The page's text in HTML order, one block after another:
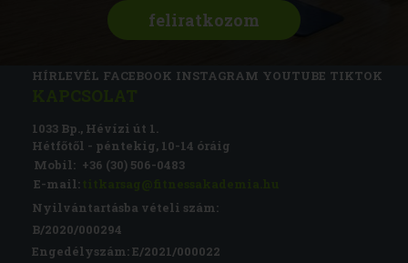
RÓLUNK MAGAZIN
CSATLAKOZZ
HÍRLEVÉL FACEBOOK INSTAGRAM YOUTUBE TIKTOK
1033 Bp., Hévízi út 1.
Hétfőtől - péntekig, 10-14 óráig
Mobil: +36 (30) 506-0483
E-mail:
Nyilvántartásba vételi szám:
B/2020/000294
Engedélyszám: E/2021/000022